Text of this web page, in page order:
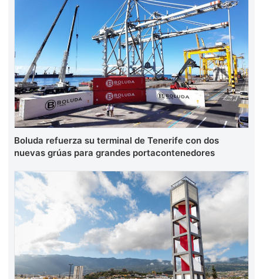
Boluda refuerza su terminal de Tenerife con dos
nuevas grúas para grandes portacontenedores